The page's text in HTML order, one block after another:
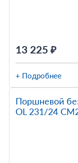
13 225 ₽
+ Подробнее
Поршневой
OL 231/24